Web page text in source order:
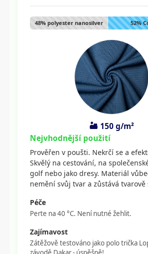
48% polyester nanosilver 52%
🏜️ 150 g/m²
Nejvhodnější použití
Prověřen v poušti. Nekrčí se a
Skvělý na cestování, na
golf nebo jako dresy. Materiál
nemění svůj tvar a zůstává tvarově
Péče
Perte na 40 °C. Není nutné žehlit.
Zajímavost
Zátěžově testováno jako polo trička